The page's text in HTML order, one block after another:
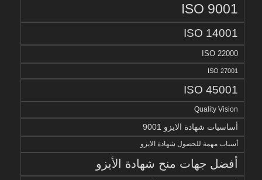
ISO 9001
ISO 14001
ISO 22000
ISO 27001
ISO 45001
Quality Vision
أساسيات شهادة الايزو 9001
أسباب مهمة للحصول شهادة الايزو
أفضل جهات منح شهادة الأيزو